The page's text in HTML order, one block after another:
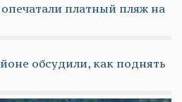
платный пляж на
обсудили, как поднять